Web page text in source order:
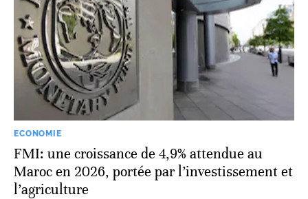
ECONOMIE
FMI: une croissance de 4,9% attendue au
Maroc en 2026, portée par l’investissement et
l’agriculture